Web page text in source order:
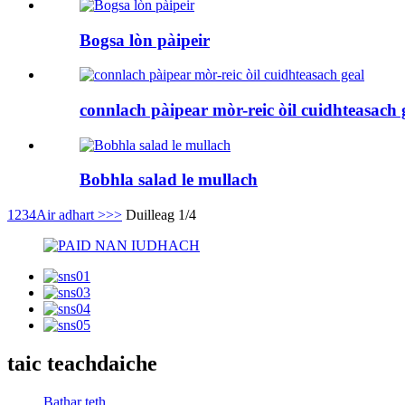
Bogsa lòn pàipeir
connlach pàipear mòr-reic òil cuidhteasach
Bobhla salad le mullach
1 234Air adhart >>> Duilleag 1/4
taic teachdaiche
Bathar teth